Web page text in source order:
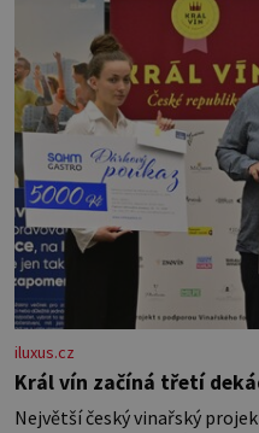
iluxus.cz
Král vín začíná třetí
Největší český vinařský